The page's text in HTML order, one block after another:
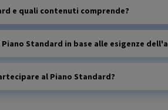
e quali contenuti comprende?
Standard in base alle esigenze
al Piano Standard?